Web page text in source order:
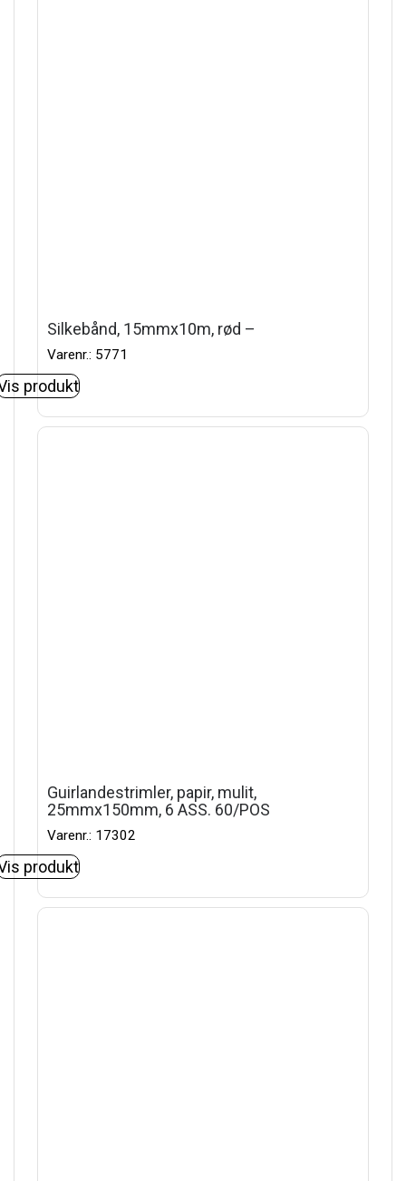
Silkebånd, 15mmx10m, rød –
Varenr.: 5771
produkt
Guirlandestrimler, papir, mulit,
25mmx150mm, 6 ASS. 60/POS
Varenr.: 17302
produkt